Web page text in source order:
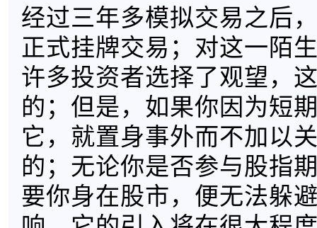
经过三年多模拟交易之后
正式挂牌交易；对这一陌
许多投资者选择了观望，
的；但是，如果你因为短
它，就置身事外而不加以
的；无论你是否参与股指
要你身在股市，便无法躲